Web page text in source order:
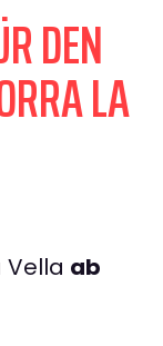
DEN
LA
Vella ab